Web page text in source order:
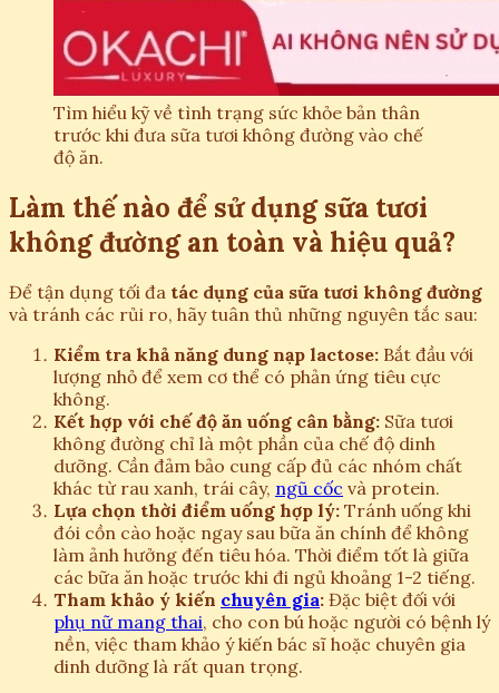
Tìm hiểu kỹ về tình trạng sức khỏe bản thân
trước khi đưa sữa tươi không đường vào chế
độ ăn.
Làm thế nào để sử dụng sữa tươi
không đường an toàn và hiệu quả?
Để tận dụng tối đa tác dụng của sữa tươi không đường
và tránh các rủi ro, hãy tuân thủ những nguyên tắc sau:
Kiểm tra khả năng dung nạp lactose: Bắt đầu với
lượng nhỏ để xem cơ thể có phản ứng tiêu cực
không.
Kết hợp với chế độ ăn uống cân bằng: Sữa tươi
không đường chỉ là một phần của chế độ dinh
dưỡng. Cần đảm bảo cung cấp đủ các nhóm chất
khác từ rau xanh, trái cây, ngũ cốc và protein.
Lựa chọn thời điểm uống hợp lý: Tránh uống khi
đói cồn cào hoặc ngay sau bữa ăn chính để không
làm ảnh hưởng đến tiêu hóa. Thời điểm tốt là giữa
các bữa ăn hoặc trước khi đi ngủ khoảng 1-2 tiếng.
Tham khảo ý kiến chuyên gia: Đặc biệt đối với
phụ nữ mang thai, cho con bú hoặc người có bệnh lý
nền, việc tham khảo ý kiến bác sĩ hoặc chuyên gia
dinh dưỡng là rất quan trọng.